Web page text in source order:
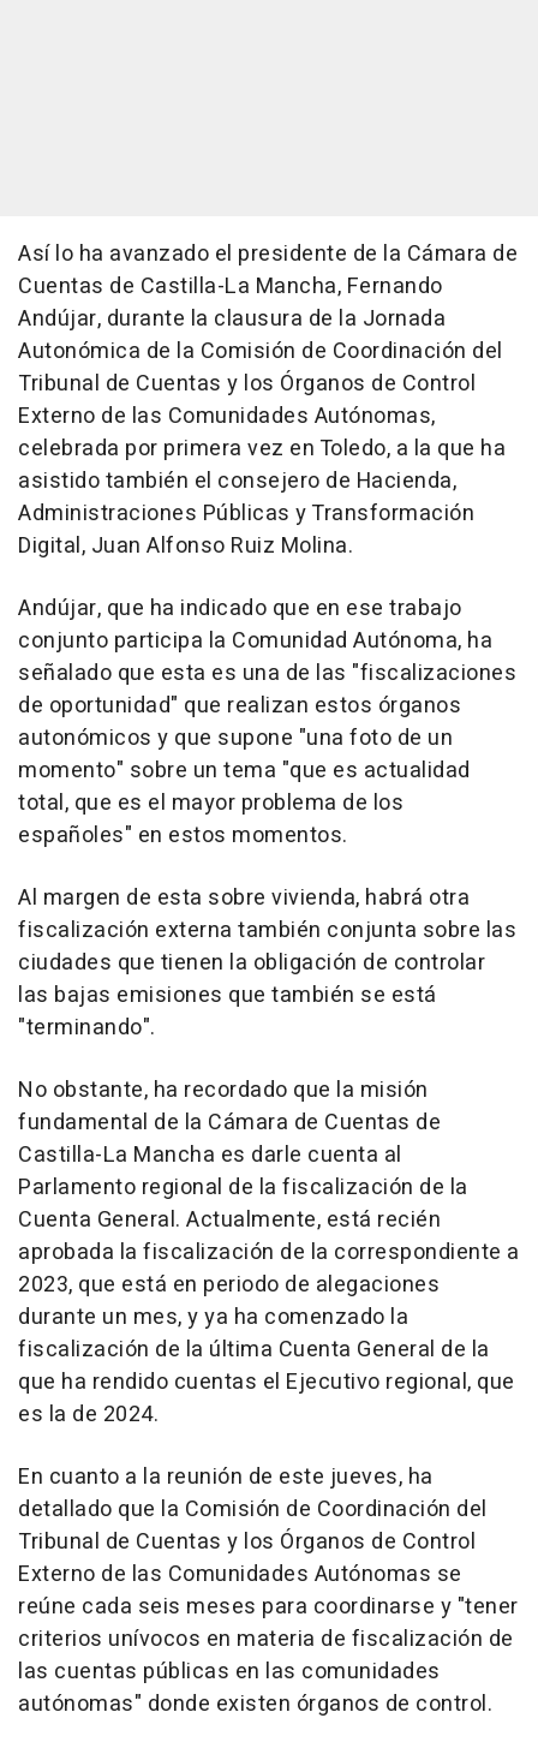
Así lo ha avanzado el presidente de la Cámara de
Cuentas de Castilla-La Mancha, Fernando
Andújar, durante la clausura de la Jornada
Autonómica de la Comisión de Coordinación del
Tribunal de Cuentas y los Órganos de Control
Externo de las Comunidades Autónomas,
celebrada por primera vez en Toledo, a la que ha
asistido también el consejero de Hacienda,
Administraciones Públicas y Transformación
Digital, Juan Alfonso Ruiz Molina.
Andújar, que ha indicado que en ese trabajo
conjunto participa la Comunidad Autónoma, ha
señalado que esta es una de las "fiscalizaciones
de oportunidad" que realizan estos órganos
autonómicos y que supone "una foto de un
momento" sobre un tema "que es actualidad
total, que es el mayor problema de los
españoles" en estos momentos.
Al margen de esta sobre vivienda, habrá otra
fiscalización externa también conjunta sobre las
ciudades que tienen la obligación de controlar
las bajas emisiones que también se está
"terminando".
No obstante, ha recordado que la misión
fundamental de la Cámara de Cuentas de
Castilla-La Mancha es darle cuenta al
Parlamento regional de la fiscalización de la
Cuenta General. Actualmente, está recién
aprobada la fiscalización de la correspondiente a
2023, que está en periodo de alegaciones
durante un mes, y ya ha comenzado la
fiscalización de la última Cuenta General de la
que ha rendido cuentas el Ejecutivo regional, que
es la de 2024.
En cuanto a la reunión de este jueves, ha
detallado que la Comisión de Coordinación del
Tribunal de Cuentas y los Órganos de Control
Externo de las Comunidades Autónomas se
reúne cada seis meses para coordinarse y "tener
criterios unívocos en materia de fiscalización de
las cuentas públicas en las comunidades
autónomas" donde existen órganos de control.